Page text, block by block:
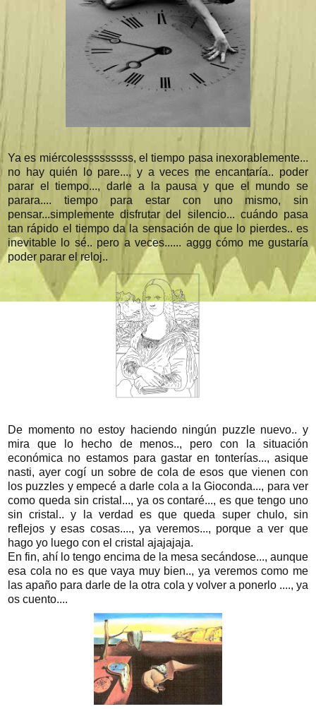
Ya es miércolesssssssss, el tiempo pasa inexorablemente...
no hay quién lo pare..., y a veces me encantaría.. poder
parar el tiempo..., darle a la pausa y que el mundo se
parara.... tiempo para estar con uno mismo, sin
pensar...simplemente disfrutar del silencio... cuándo pasa
tan rápido el tiempo da la sensación de que lo pierdes.. es
inevitable lo sé.. pero a veces...... aggg cómo me gustaría
poder parar el reloj..
De momento no estoy haciendo ningún puzzle nuevo.. y
mira que lo hecho de menos.., pero con la situación
económica no estamos para gastar en tonterías..., asique
nasti, ayer cogí un sobre de cola de esos que vienen con
los puzzles y empecé a darle cola a la Gioconda..., para ver
como queda sin cristal..., ya os contaré..., es que tengo uno
sin cristal.. y la verdad es que queda super chulo, sin
reflejos y esas cosas...., ya veremos..., porque a ver que
hago yo luego con el cristal ajajajaja.
En fin, ahí lo tengo encima de la mesa secándose..., aunque
esa cola no es que vaya muy bien.., ya veremos como me
las apaño para darle de la otra cola y volver a ponerlo ...., ya
os cuento....